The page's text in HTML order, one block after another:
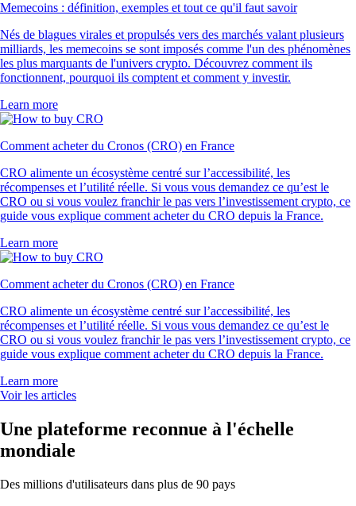
Memecoins : définition, exemples et tout ce qu'il faut savoir
Nés de blagues virales et propulsés vers des marchés valant plusieurs
milliards, les memecoins se sont imposés comme l'un des phénomènes
les plus marquants de l'univers crypto. Découvrez comment ils
fonctionnent, pourquoi ils comptent et comment y investir.
Learn more
Comment acheter du Cronos (CRO) en France
CRO alimente un écosystème centré sur l’accessibilité, les
récompenses et l’utilité réelle. Si vous vous demandez ce qu’est le
CRO ou si vous voulez franchir le pas vers l’investissement crypto, ce
guide vous explique comment acheter du CRO depuis la France.
Learn more
Comment acheter du Cronos (CRO) en France
CRO alimente un écosystème centré sur l’accessibilité, les
récompenses et l’utilité réelle. Si vous vous demandez ce qu’est le
CRO ou si vous voulez franchir le pas vers l’investissement crypto, ce
guide vous explique comment acheter du CRO depuis la France.
Learn more
Voir les articles
Une plateforme reconnue à l'échelle
mondiale
Des millions d'utilisateurs dans plus de 90 pays